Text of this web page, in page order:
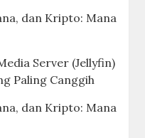
dan Kripto: Mana
Server (Jellyfin)
Paling Canggih
dan Kripto: Mana